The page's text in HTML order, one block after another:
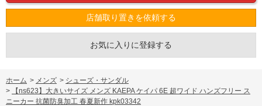
店舗取り置きを依頼する
お気に入りに登録する
ホーム > メンズ > シューズ・サンダル
>
【ns623】大きいサイズ メンズ KAEPA ケイパ 6E 超ワイド ハンズフリー ス
ニーカー 抗菌防臭加工 春夏新作 kpk03342